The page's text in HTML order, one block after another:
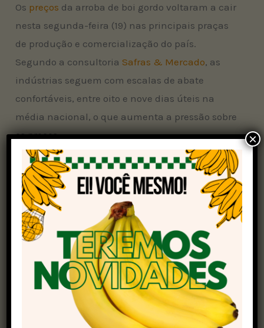
Os preços da arroba de boi gordo voltaram a cair
nesta segunda-feira (19) nas principais praças
de produção e comercialização do país.
Segundo a consultoria Safras & Mercado, as
indústrias seguem com escalas de abate
confortáveis, entre oito e nove dias úteis na
média nacional, o que aumenta a pressão sobre
os preços.
Segundo Fernando Henrique Iglesias, analista
da consultoria, a expectativa para o curto prazo
é de manutenção dessa pressão, sobretudo
devido à grande oferta de animais,
especialmente na região Centro-Norte. A
Influenza Aviária ainda preocupa o mercado,
mas o trabalho das autoridades gera confiança
na resolução rápida do problema e na
normalização das exportações.
×